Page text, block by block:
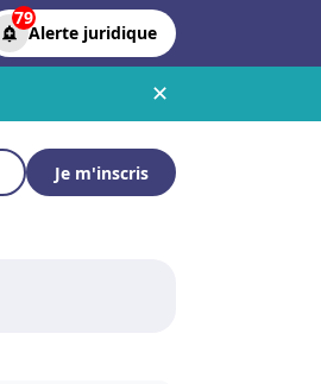
79
Alerte juridique
✕
Je m'inscris